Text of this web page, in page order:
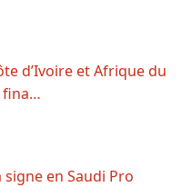
d’Ivoire et Afrique du
fina…
en Saudi Pro